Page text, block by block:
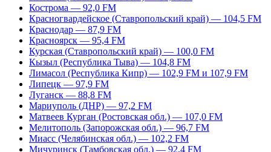
Кострома — 92,0 FM
Красногвардейское (Ставропольский край) — 104,5 FM
Краснодар — 87,9 FM
Красноярск — 95,4 FM
Курская (Ставропольский край) — 100,0 FM
Кызыл (Республика Тыва) — 104,8 FM
Лимасол (Республика Кипр) — 102,9 FM и 107,9 FM
Липецк — 97,9 FM
Луганск — 88,8 FM
Мариуполь (ДНР) — 97,2 FM
Матвеев Курган (Ростовская обл.) — 107,0 FM
Мелитополь (Запорожская обл.) — 96,7 FM
Миасс (Челябинская обл.) — 102,2 FM
Мичуринск (Тамбовская обл.) — 92,4 FM